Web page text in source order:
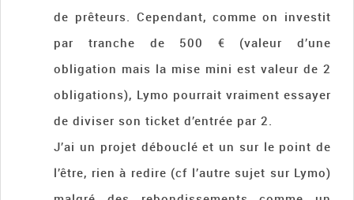
de prêteurs. Cependant, comme on investit
par tranche de 500 € (valeur d’une
obligation mais la mise mini est valeur de 2
obligations), Lymo pourrait vraiment essayer
de diviser son ticket d’entrée par 2.
J’ai un projet débouclé et un sur le point de
l’être, rien à redire (cf l’autre sujet sur Lymo)